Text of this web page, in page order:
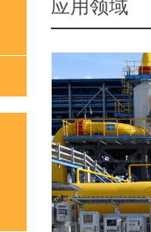
应用领域